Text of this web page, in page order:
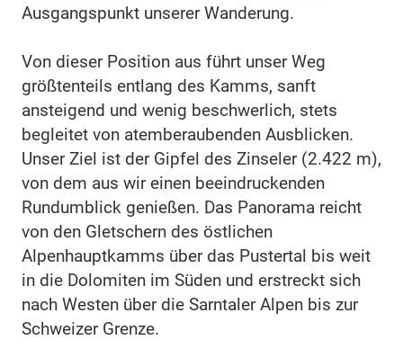
Ausgangspunkt unserer Wanderung.
Von dieser Position aus führt unser Weg
größtenteils entlang des Kamms, sanft
ansteigend und wenig beschwerlich, stets
begleitet von atemberaubenden Ausblicken.
Unser Ziel ist der Gipfel des Zinseler (2.422 m),
von dem aus wir einen beeindruckenden
Rundumblick genießen. Das Panorama reicht
von den Gletschern des östlichen
Alpenhauptkamms über das Pustertal bis weit
in die Dolomiten im Süden und erstreckt sich
nach Westen über die Sarntaler Alpen bis zur
Schweizer Grenze.